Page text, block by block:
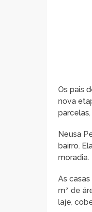
Os pais
nova
Neusa
bairro.
moradia.
As
m² de
laje,